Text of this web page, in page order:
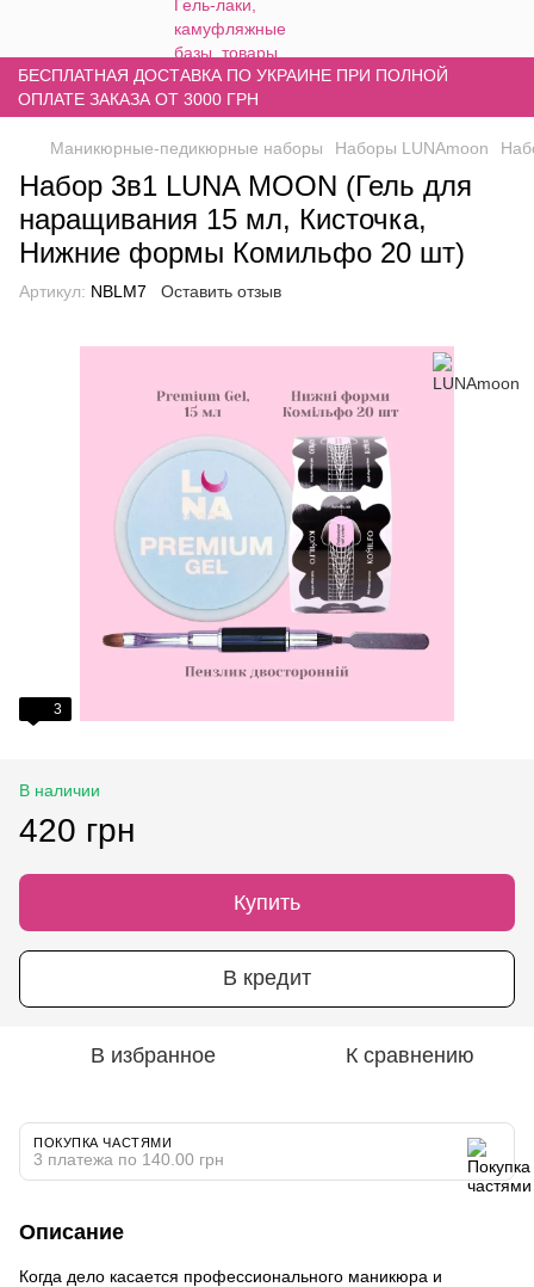
БЕСПЛАТНАЯ ДОСТАВКА ПО УКРАИНЕ ПРИ ПОЛНОЙ
ОПЛАТЕ ЗАКАЗА ОТ 3000 ГРН
Маникюрные-педикюрные наборы Наборы LUNAmoon
Набор 3в1 LUNA MOON (Гель для
наращивания 15 мл, Кисточка,
Нижние формы Комильфо 20 шт)
Артикул: NBLM7 Оставить отзыв
3
В наличии
420 грн
Купить
В кредит
В избранное К сравнению
ПОКУПКА ЧАСТЯМИ
3 платежа по 140.00 грн
Описание
Когда дело касается профессионального маникюра и